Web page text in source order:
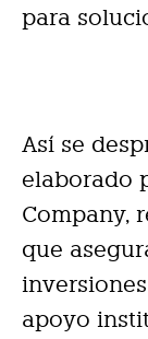
para
Así se
elaborado
Company,
que
apoyo